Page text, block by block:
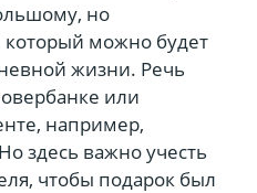
но
который можно будет
жизни. Речь
или
например,
здесь важно учесть
чтобы подарок был